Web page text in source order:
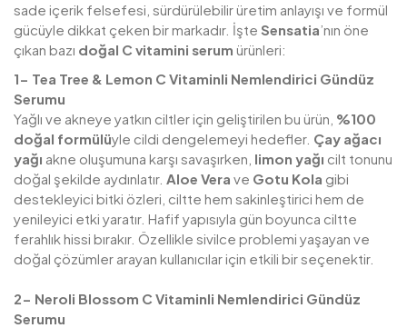
sade içerik felsefesi, sürdürülebilir üretim anlayışı ve formül
gücüyle dikkat çeken bir markadır. İşte Sensatia’nın öne
çıkan bazı doğal C vitamini serum ürünleri:
1- Tea Tree & Lemon C Vitaminli Nemlendirici Gündüz
Serumu
Yağlı ve akneye yatkın ciltler için geliştirilen bu ürün, %100
doğal formülüyle cildi dengelemeyi hedefler. Çay ağacı
yağı akne oluşumuna karşı savaşırken, limon yağı cilt tonunu
doğal şekilde aydınlatır. Aloe Vera ve Gotu Kola gibi
destekleyici bitki özleri, ciltte hem sakinleştirici hem de
yenileyici etki yaratır. Hafif yapısıyla gün boyunca ciltte
ferahlık hissi bırakır. Özellikle sivilce problemi yaşayan ve
doğal çözümler arayan kullanıcılar için etkili bir seçenektir.
2- Neroli Blossom C Vitaminli Nemlendirici Gündüz
Serumu